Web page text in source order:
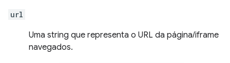
url
Uma string que representa o URL da página/iframe
navegados.